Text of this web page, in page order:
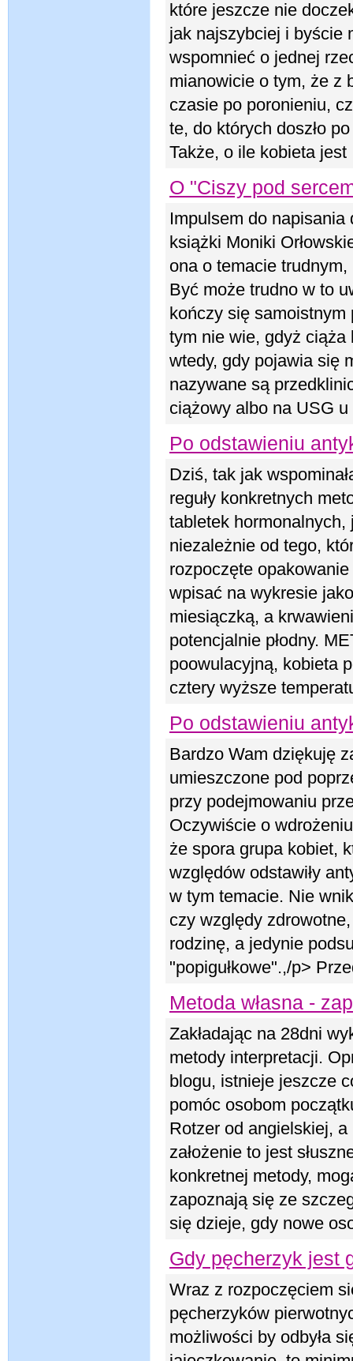
które jeszcze nie
jak najszybciej i byście
wspomnieć o jednej
mianowicie o tym, że z
czasie po poronieniu,
te, do których doszło
Także, o ile kobieta jest
O "Ciszy pod
Impulsem do napisania
książki Moniki
ona o temacie
Być może trudno w to
kończy się
tym nie wie, gdyż ciąża
wtedy, gdy pojawia się
nazywane są
ciążowy albo na USG
Po odstawieniu
Dziś, tak jak
reguły konkretnych
tabletek hormonalnych,
niezależnie od tego,
rozpoczęte
wpisać na wykresie
miesiączką, a
potencjalnie płodny.
poowulacyjną, kobieta
cztery wyższe
Po odstawieniu
Bardzo Wam dziękuję
umieszczone pod
przy podejmowaniu
Oczywiście o
że spora grupa kobiet,
względów odstawiły
w tym temacie. Nie
czy względy
rodzinę, a jedynie
"popigułkowe".,/p>
Metoda własna -
Zakładając na 28dni
metody interpretacji.
blogu, istnieje jeszcze
pomóc osobom
Rotzer od angielskiej,
założenie to jest
konkretnej metody,
zapoznają się ze
się dzieje, gdy nowe
Gdy pęcherzyk jest
Wraz z rozpoczęciem
pęcherzyków
możliwości by odbyła